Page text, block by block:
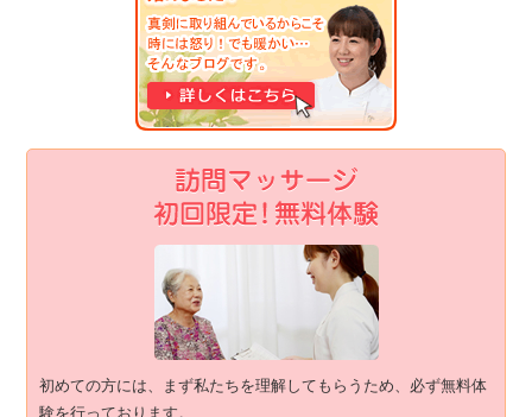
初めての方には、まず私たちを理解してもらうため、必ず無料体
験を行っております。